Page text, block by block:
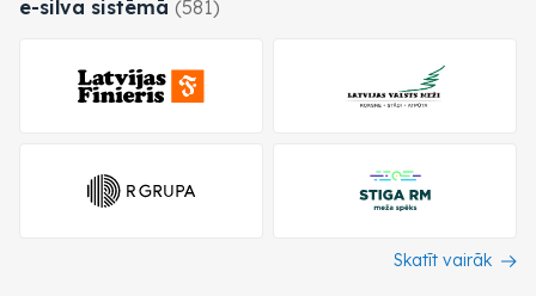
e-silva sistēmā (581)
Skatīt vairāk